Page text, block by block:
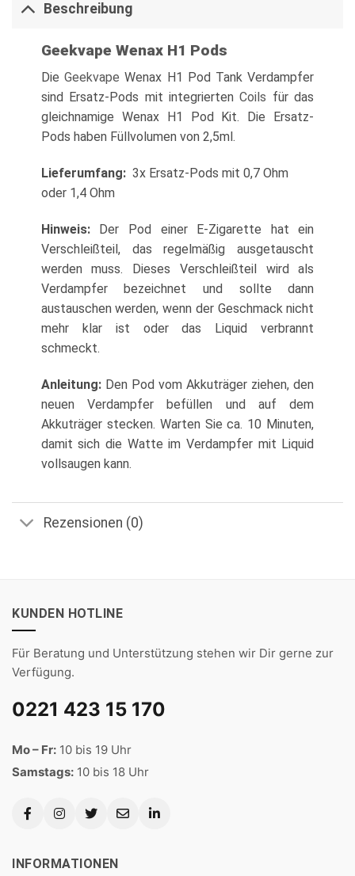
Beschreibung
Geekvape Wenax H1 Pods
DieGeekvape Wenax H1 Pod Tank Verdampfer
sind Ersatz-Pods mit integriertenCoils für das
gleichnamige Wenax H1 Pod Kit. Die Ersatz-
Pods haben Füllvolumen von 2,5ml.
Lieferumfang: 3x Ersatz-Pods mit 0,7 Ohm
oder 1,4 Ohm
Hinweis:Der Pod einer E-Zigarette hat ein
Verschleißteil, das regelmäßig ausgetauscht
werden muss. Dieses Verschleißteil wird als
Verdampfer bezeichnet und sollte dann
austauschen werden, wenn der Geschmack nicht
mehr klar ist oder das Liquid verbrannt
schmeckt.
Anleitung:Den Pod vom Akkuträger ziehen, den
neuen Verdampfer befüllen und auf dem
Akkuträger stecken. Warten Sie ca. 10 Minuten,
damit sich die Watte im Verdampfer mit Liquid
vollsaugen kann.
Rezensionen (0)
KUNDEN HOTLINE
Für Beratung und Unterstützung stehen wir Dir gerne zur
Verfügung.
0221 423 15 170
Mo – Fr: 10 bis 19 Uhr
Samstags: 10 bis 18 Uhr
INFORMATIONEN